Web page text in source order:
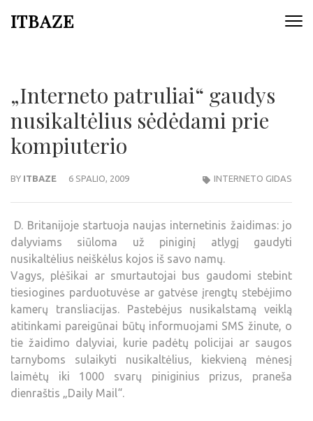
ITBAZE
„Interneto patruliai“ gaudys
nusikaltėlius sėdėdami prie
kompiuterio
BY ITBAZE 6 SPALIO, 2009 INTERNETO GIDAS
D. Britanijoje startuoja naujas internetinis žaidimas: jo
dalyviams siūloma už piniginį atlygį gaudyti
nusikaltėlius neiškėlus kojos iš savo namų.
Vagys, plėšikai ar smurtautojai bus gaudomi stebint
tiesiogines parduotuvėse ar gatvėse įrengtų stebėjimo
kamerų transliacijas. Pastebėjus nusikalstamą veiklą
atitinkami pareigūnai būtų informuojami SMS žinute, o
tie žaidimo dalyviai, kurie padėtų policijai ar saugos
tarnyboms sulaikyti nusikaltėlius, kiekvieną mėnesį
laimėtų iki 1000 svarų piniginius prizus, praneša
dienraštis „Daily Mail“.